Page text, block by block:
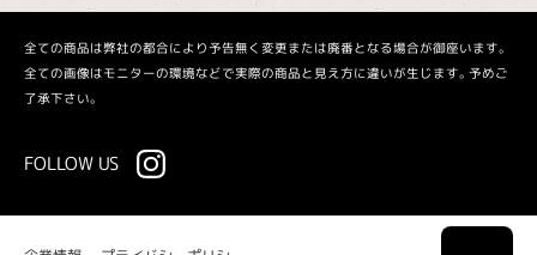
全ての商品は弊社の都合により予告無く変更または廃番となる場合が御座います。
全ての画像はモニターの環境などで実際の商品と見え方に違いが生じます。予めご
了承下さい。
FOLLOW US